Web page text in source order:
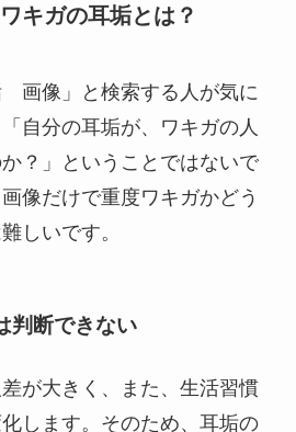
キガの耳垢とは？
画像」と検索する人が気に
自分の耳垢が、ワキガの人
？」ということではないで
像だけで重度ワキガかどう
しいです。
判断できない
が大きく、また、生活習慣
します。そのため、耳垢の